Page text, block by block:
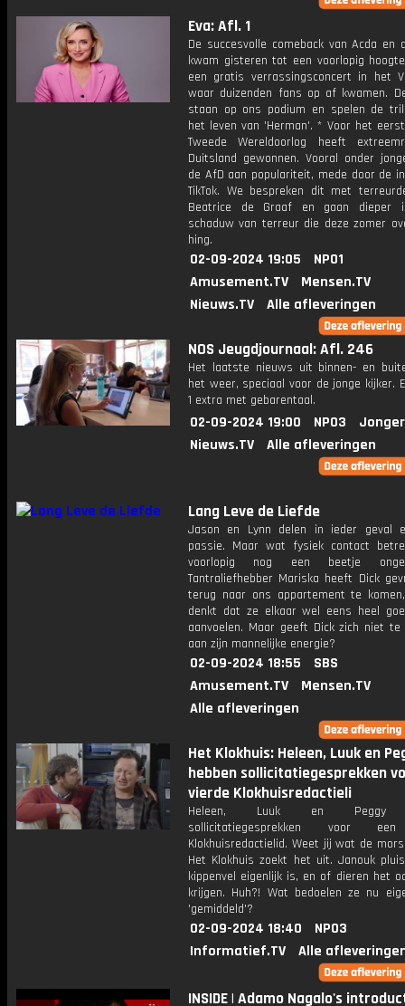
Eva: Afl. 1
De succesvolle comeback van Acda en
kwam gisteren tot een voorlopig
een gratis verrassingsconcert in het
waar duizenden fans op af kwamen.
staan op ons podium en spelen de
het leven van 'Herman'. * Voor het
Tweede Wereldoorlog heeft
Duitsland gewonnen. Vooral onder
de AfD aan populariteit, mede door de
TikTok. We bespreken dit met
Beatrice de Graaf en gaan dieper
schaduw van terreur die deze zomer
hing.
02-09-2024 19:05
NPO1
Amusement.TV
Mensen.TV
Nieuws.TV
Alle afleveringen
NOS Jeugdjournaal: Afl. 246
Het laatste nieuws uit binnen- en
het weer, speciaal voor de jonge kijker.
1 extra met gebarentaal.
02-09-2024 19:00 NPO3
Nieuws.TV
Alle afleveringen
Lang Leve de Liefde
Jason en Lynn delen in ieder geval
passie. Maar wat fysiek contact
voorlopig nog een beetje
Tantraliefhebber Mariska heeft Dick
terug naar ons appartement te
denkt dat ze elkaar wel eens heel
aanvoelen. Maar geeft Dick zich niet te
aan zijn mannelijke energie?
02-09-2024 18:55
SBS
Amusement.TV
Mensen.TV
Alle afleveringen
Het Klokhuis: Heleen, Luuk en
hebben sollicitatiegesprekken
vierde Klokhuisredactieli
Heleen, Luuk en Peggy
sollicitatiegesprekken voor
Klokhuisredactielid. Weet jij wat de
Het Klokhuis zoekt het uit. Janouk
kippenvel eigenlijk is, en of dieren het
krijgen. Huh?! Wat bedoelen ze nu
'gemiddeld'?
02-09-2024 18:40
NPO3
Informatief.TV
Alle
INSIDE | Adamo Nagalo's